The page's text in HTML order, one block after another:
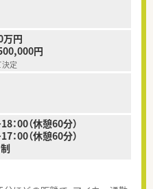
万円
円
定
00（休憩60分）
（休憩60分）